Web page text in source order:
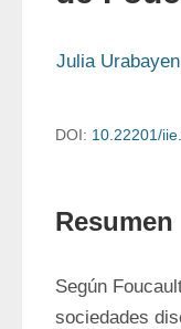
Julia Urabayen
DOI: 10.22201/
Resumen
Según
sociedades